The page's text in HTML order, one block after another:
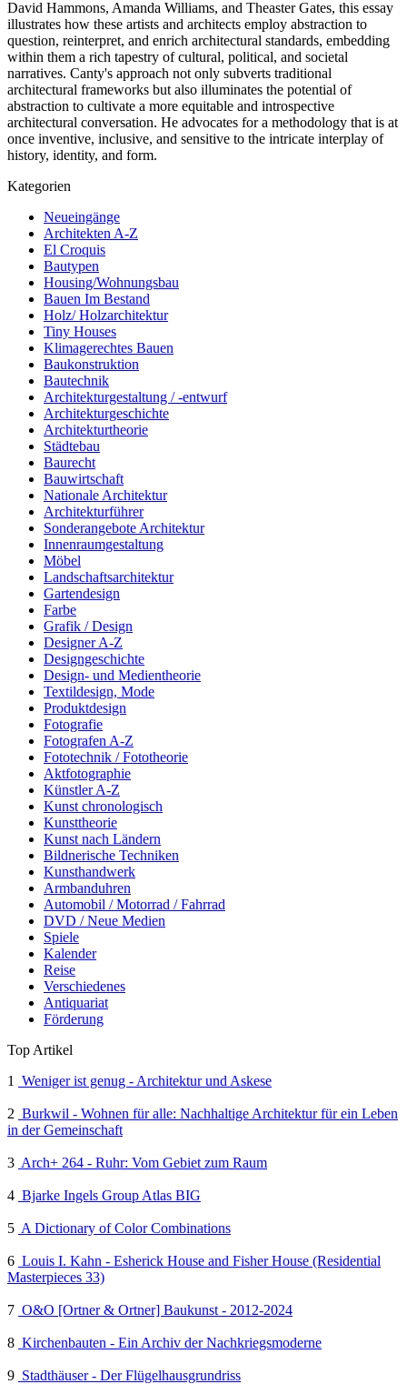
David Hammons, Amanda Williams, and Theaster Gates, this essay
illustrates how these artists and architects employ abstraction to
question, reinterpret, and enrich architectural standards, embedding
within them a rich tapestry of cultural, political, and societal
narratives. Canty's approach not only subverts traditional
architectural frameworks but also illuminates the potential of
abstraction to cultivate a more equitable and introspective
architectural conversation. He advocates for a methodology that is at
once inventive, inclusive, and sensitive to the intricate interplay of
history, identity, and form.
Kategorien
Neueingänge
Architekten A-Z
El Croquis
Bautypen
Housing/Wohnungsbau
Bauen Im Bestand
Holz/ Holzarchitektur
Tiny Houses
Klimagerechtes Bauen
Baukonstruktion
Bautechnik
Architekturgestaltung / -entwurf
Architekturgeschichte
Architekturtheorie
Städtebau
Baurecht
Bauwirtschaft
Nationale Architektur
Architekturführer
Sonderangebote Architektur
Innenraumgestaltung
Möbel
Landschaftsarchitektur
Gartendesign
Farbe
Grafik / Design
Designer A-Z
Designgeschichte
Design- und Medientheorie
Textildesign, Mode
Produktdesign
Fotografie
Fotografen A-Z
Fototechnik / Fototheorie
Aktfotographie
Künstler A-Z
Kunst chronologisch
Kunsttheorie
Kunst nach Ländern
Bildnerische Techniken
Kunsthandwerk
Armbanduhren
Automobil / Motorrad / Fahrrad
DVD / Neue Medien
Spiele
Kalender
Reise
Verschiedenes
Antiquariat
Förderung
Top Artikel
1
Weniger ist genug - Architektur und Askese
2 Burkwil - Wohnen für alle: Nachhaltige Architektur für ein Leben
in der Gemeinschaft
3 Arch+ 264 - Ruhr: Vom Gebiet zum Raum
4 Bjarke Ingels Group Atlas BIG
5 A Dictionary of Color Combinations
6 Louis I. Kahn - Esherick House and Fisher House (Residential
Masterpieces 33)
7 O&O [Ortner & Ortner] Baukunst - 2012-2024
8 Kirchenbauten - Ein Archiv der Nachkriegsmoderne
9 Stadthäuser - Der Flügelhausgrundriss